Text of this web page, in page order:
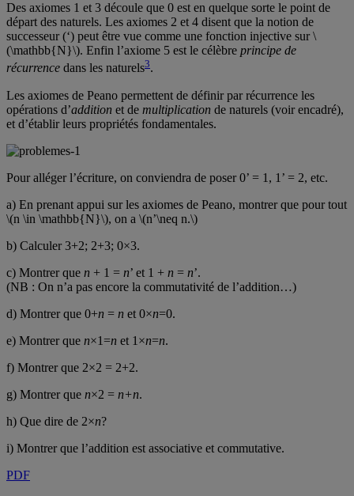
Des axiomes 1 et 3 découle que 0 est en quelque sorte le point de
départ des naturels. Les axiomes 2 et 4 disent que la notion de
successeur (‘) peut être vue comme une fonction injective sur \
(\mathbb{N}\). Enfin l’axiome 5 est le célèbre principe de
récurrence dans les naturels3.
Les axiomes de Peano permettent de définir par récurrence les
opérations d’addition et de multiplication de naturels (voir encadré),
et d’établir leurs propriétés fondamentales.
Pour alléger l’écriture, on conviendra de poser 0’ = 1, 1’ = 2, etc.
a) En prenant appui sur les axiomes de Peano, montrer que pour tout
\(n \in \mathbb{N}\), on a \(n’\neq n.\)
b) Calculer 3+2; 2+3; 0×3.
c) Montrer que n + 1 = n’ et 1 + n = n’.
(NB : On n’a pas encore la commutativité de l’addition…)
d) Montrer que 0+n = n et 0×n=0.
e) Montrer que n×1=n et 1×n=n.
f) Montrer que 2×2 = 2+2.
g) Montrer que n×2 = n+n.
h) Que dire de 2×n?
i) Montrer que l’addition est associative et commutative.
PDF